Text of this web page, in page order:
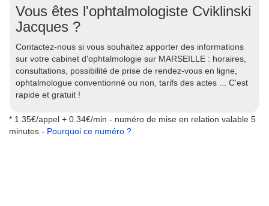
Vous êtes l'ophtalmologiste Cviklinski
Jacques ?
Contactez-nous si vous souhaitez apporter des informations
sur votre cabinet d'ophtalmologie sur MARSEILLE : horaires,
consultations, possibilité de prise de rendez-vous en ligne,
ophtalmologue conventionné ou non, tarifs des actes ... C'est
rapide et gratuit !
* 1.35€/appel + 0.34€/min - numéro de mise en relation valable 5
minutes - Pourquoi ce numéro ?